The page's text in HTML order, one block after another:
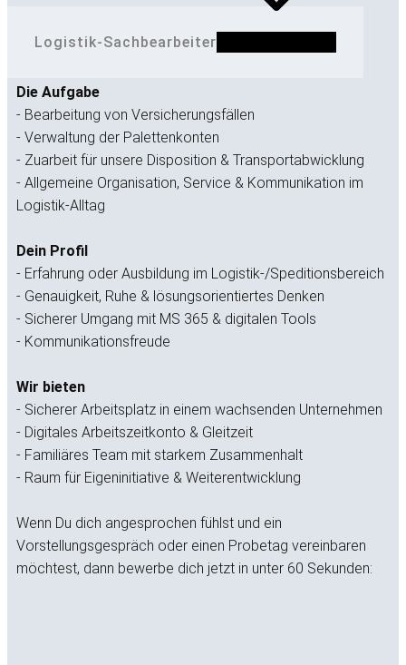
Logistik-Sachbearbeiter
Die Aufgabe
- ​​Bearbeitung von Versicherungsfällen
- ​​Verwaltung der Palettenkonten
- ​​Zuarbeit für unsere Disposition & Transportabwicklung
- Allgemeine Organisation, Service & Kommunikation im
Logistik-Alltag
Dein Profil
- ​Erfahrung oder Ausbildung im Logistik-/Speditionsbereich
- ​​Genauigkeit, Ruhe & lösungsorientiertes Denken
- ​Sicherer Umgang mit MS 365 & digitalen Tools
- ​Kommunikationsfreude
Wir bieten
- ​Sicherer Arbeitsplatz in einem wachsenden Unternehmen
- ​Digitales Arbeitszeitkonto & Gleitzeit
- ​​Familiäres Team mit starkem Zusammenhalt
- ​Raum für Eigeninitiative & Weiterentwicklung
Wenn Du dich angesprochen fühlst und ein
Vorstellungsgespräch oder einen Probetag vereinbaren
möchtest, dann bewerbe dich jetzt in unter 60 Sekunden: